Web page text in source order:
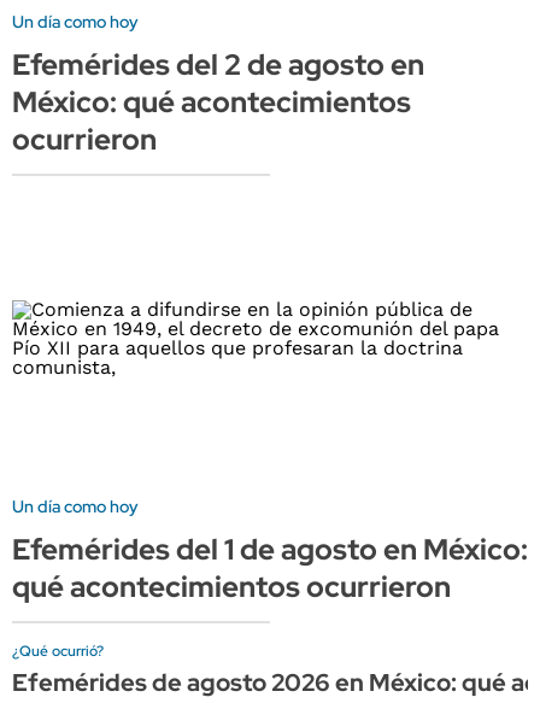
Un día como hoy
Efemérides del 2 de agosto en
México: qué acontecimientos
ocurrieron
Un día como hoy
Efemérides del 1 de agosto en México:
qué acontecimientos ocurrieron
¿Qué ocurrió?
Efemérides de agosto 2026 en México: qué